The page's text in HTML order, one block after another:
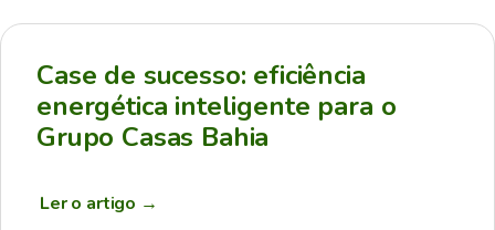
Case de sucesso: eficiência
energética inteligente para o
Grupo Casas Bahia
Ler o artigo →